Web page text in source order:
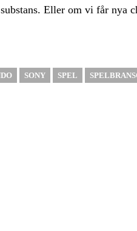
Eller om vi får nya
SONY SPEL